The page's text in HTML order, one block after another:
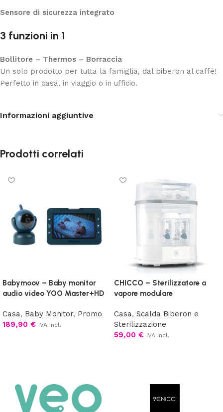
Sensore di sicurezza integrato
3 funzioni in 1
Bollitore – Thermos – Borraccia
Un solo prodotto per tutta la famiglia, dal biberon al caffè!
Perfetto in casa, in viaggio o in ufficio.
Informazioni aggiuntive
Prodotti correlati
Babymoov – Baby monitor
audio video YOO Master+HD
Casa, Baby Monitor, Promo
189,90 € IVA Incl.
CHICCO – Sterilizzatore a
vapore modulare
Casa, Scalda Biberon e
Sterilizzazione
59,00 € IVA Incl.